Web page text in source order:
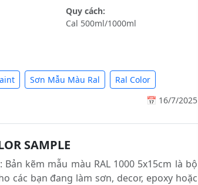
Quy cách:
Cal 500ml/1000ml
Sơn Mẫu Màu Ral
Ral Color
📅 16/7/2025
SAMPLE
Bản kẽm mẫu màu RAL 1000 5x15cm là bộ
các bạn đang làm sơn, decor, epoxy hoặc